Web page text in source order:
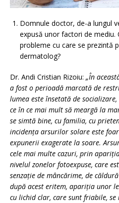
Domnule doctor, de-a lungul
expusă unor factori de mediu.
probleme cu care se prezintă
dermatolog?
Dr. Andi Cristian Rizoiu: „În
a fost o perioadă marcată de
lumea este însetată de
ce în ce mai mult să meargă la
se simtă bine, cu familia, cu
incidenţa arsurilor solare este
expunerii exagerate la soare.
cele mai multe cazuri, prin
nivelul zonelor fotoexpuse, care
senzaţie de mâncărime, de
după acest eritem, apariţia unor
cu lichid clar, care sunt friabile,